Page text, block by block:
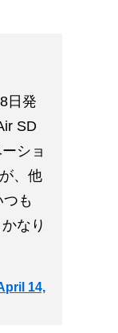
日発
SD
ショ
、他
も
なり
14,